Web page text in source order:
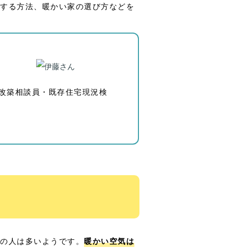
る方法、暖かい家の選び方などを
築相談員・既存住宅現況検
人は多いようです。 暖かい空気は